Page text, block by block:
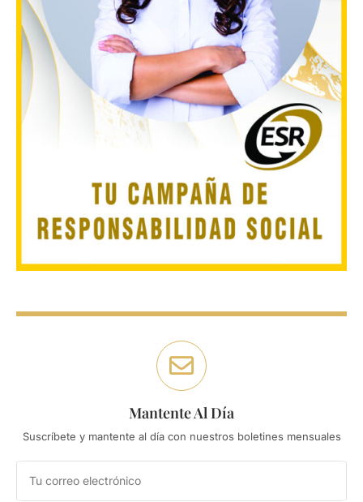
Mantente Al Día
Suscríbete y mantente al día con nuestros boletines mensuales